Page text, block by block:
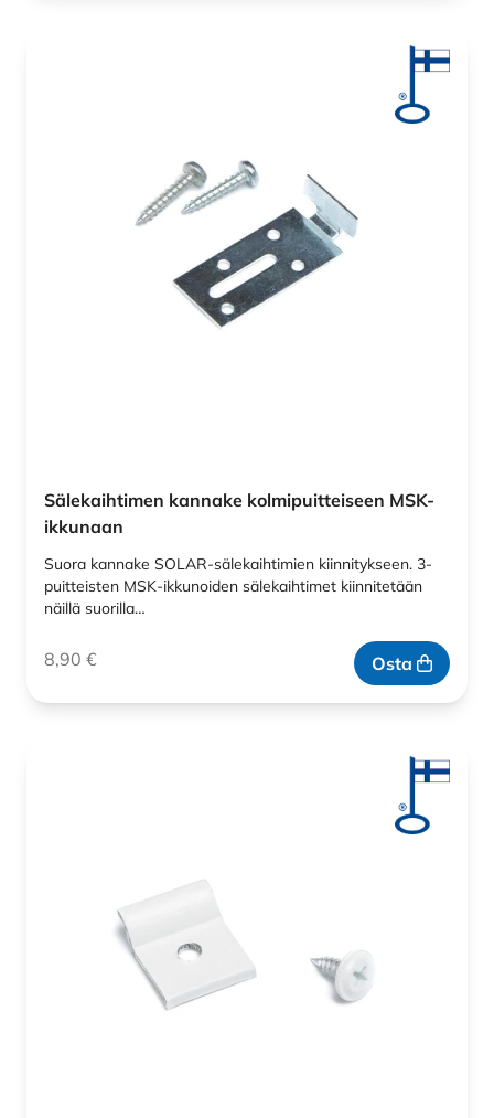
Sälekaihtimen kannake kolmipuitteiseen MSK-
ikkunaan
Suora kannake SOLAR-sälekaihtimien kiinnitykseen. 3-
puitteisten MSK-ikkunoiden sälekaihtimet kiinnitetään
näillä suorilla…
8,90 € Osta